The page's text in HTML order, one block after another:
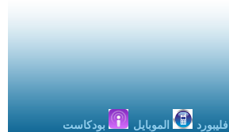
فليبورد الموبايل بودكاست